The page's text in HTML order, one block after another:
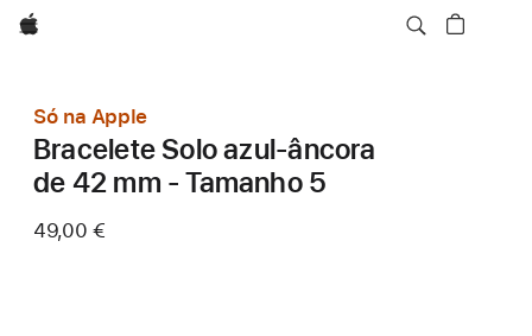
Apple
Só na Apple
Bracelete Solo azul‑âncora
de 42 mm - Tamanho 5
49,00 €